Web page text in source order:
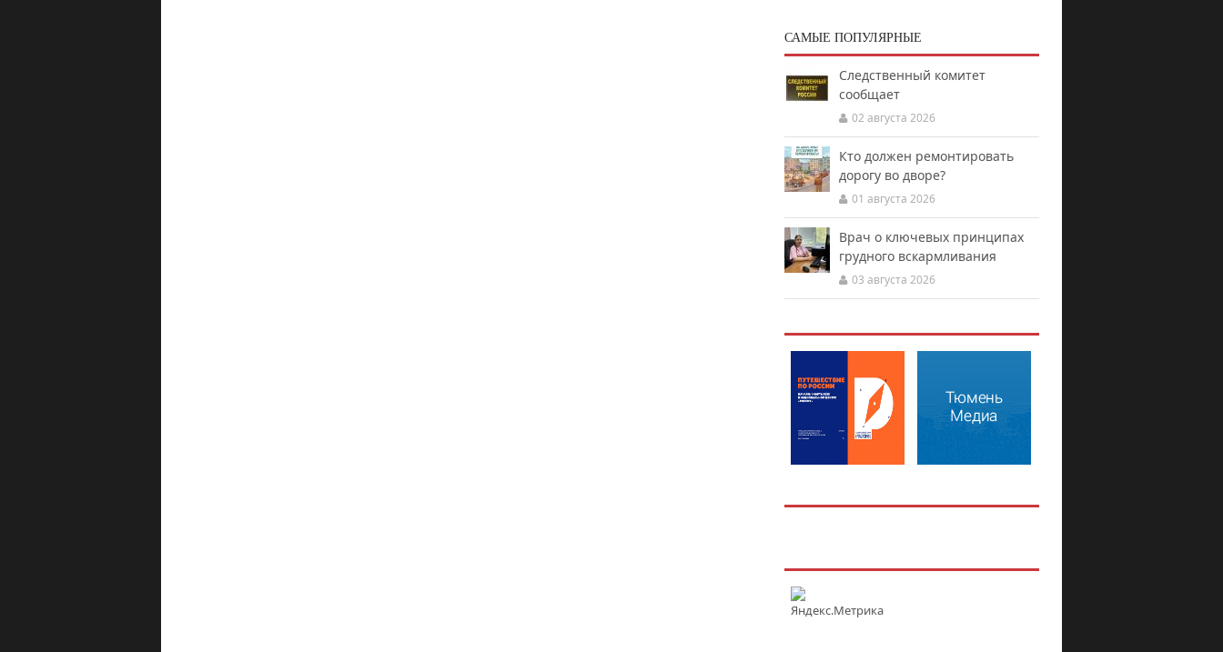
САМЫЕ ПОПУЛЯРНЫЕ
Следственный комитет
сообщает
02 августа 2026
Кто должен ремонтировать
дорогу во дворе?
01 августа 2026
Врач о ключевых принципах
грудного вскармливания
03 августа 2026